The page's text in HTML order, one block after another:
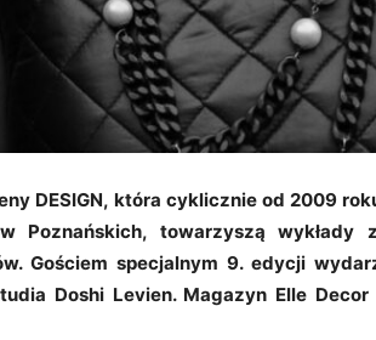
DESIGN, która cyklicznie od 2009
Poznańskich, towarzyszą wykłady
Gościem specjalnym 9. edycji
Doshi Levien. Magazyn Elle Decor